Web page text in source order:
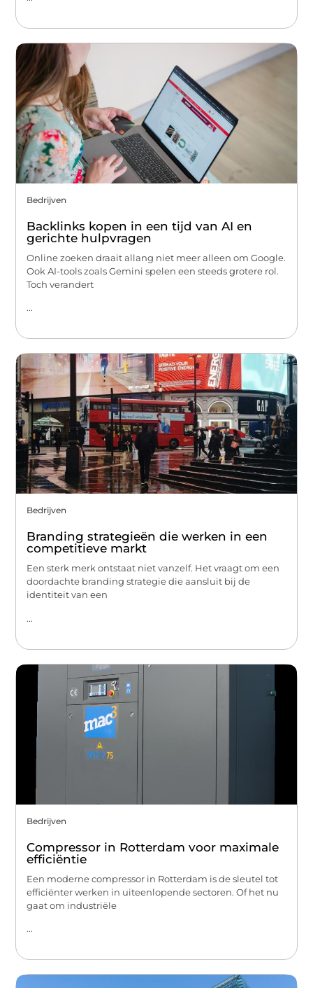
Bedrijven
Backlinks kopen in een tijd van AI en
gerichte hulpvragen
Online zoeken draait allang niet meer alleen om Google.
Ook AI-tools zoals Gemini spelen een steeds grotere rol.
Toch verandert
...
Bedrijven
Branding strategieën die werken in een
competitieve markt
Een sterk merk ontstaat niet vanzelf. Het vraagt om een
doordachte branding strategie die aansluit bij de
identiteit van een
...
Bedrijven
Compressor in Rotterdam voor maximale
efficiëntie
Een moderne compressor in Rotterdam is de sleutel tot
efficiënter werken in uiteenlopende sectoren. Of het nu
gaat om industriële
...